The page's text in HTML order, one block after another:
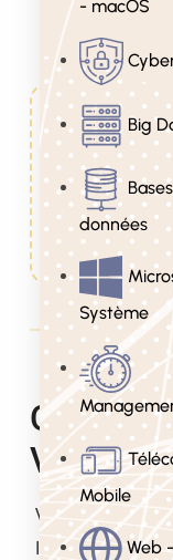
- macOS
Big
données
Système
Mobile
Web
5
VBA
VBA est une
langage Visual